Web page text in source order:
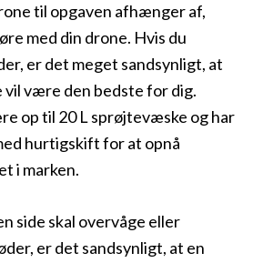
til opgaven afhænger af,
med din drone. Hvis du
er det meget sandsynligt, at
være den bedste for dig.
op til 20 L sprøjtevæske og har
hurtigskift for at opnå
i marken.
side skal overvåge eller
er det sandsynligt, at en